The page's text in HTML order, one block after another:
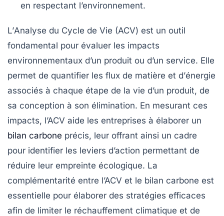
en respectant l’environnement.
L’Analyse du Cycle de Vie (ACV) est un outil
fondamental pour évaluer les impacts
environnementaux d’un produit ou d’un service. Elle
permet de quantifier les flux de matière et d’énergie
associés à chaque étape de la vie d’un produit, de
sa conception à son élimination. En mesurant ces
impacts, l’ACV aide les entreprises à élaborer un
bilan carbone précis, leur offrant ainsi un cadre
pour identifier les leviers d’action permettant de
réduire leur empreinte écologique. La
complémentarité entre l’ACV et le bilan carbone est
essentielle pour élaborer des stratégies efficaces
afin de limiter le réchauffement climatique et de